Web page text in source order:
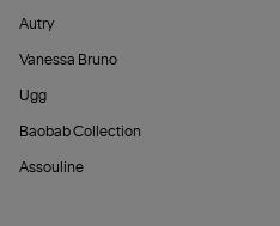
Autry
Vanessa Bruno
Ugg
Baobab Collection
Assouline